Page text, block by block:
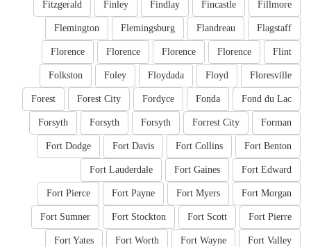
Fillmore
Fincastle
Findlay
Finley
Fitzgerald
Flagstaff
Flandreau
Flemingsburg
Flemington
Flint
Florence
Florence
Florence
Florence
Floresville
Floyd
Floydada
Foley
Folkston
Fond du Lac
Fonda
Fordyce
Forest City
Forest
Forman
Forrest City
Forsyth
Forsyth
Forsyth
Fort Benton
Fort Collins
Fort Davis
Fort Dodge
Fort Edward
Fort Gaines
Fort Lauderdale
Fort Morgan
Fort Myers
Fort Payne
Fort Pierce
Fort Pierre
Fort Scott
Fort Stockton
Fort Sumner
Fort Valley
Fort Wayne
Fort Worth
Fort Yates